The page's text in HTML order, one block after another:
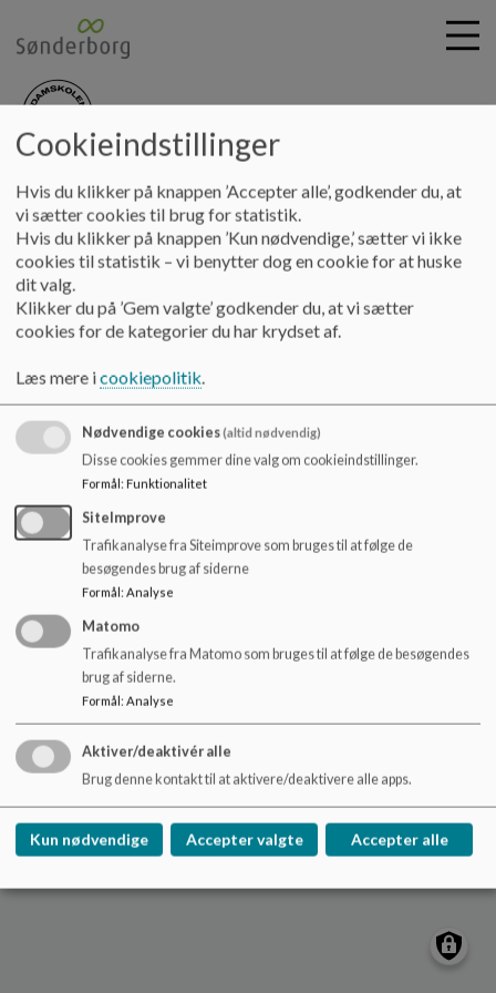
i
nydamskolen
Skolebestyrelsen Referat 25-26
Referat 25-26
Referater fra skolebestyrelsesmøderne for skoleåret 25-26
Nydamskolen
Skolevej 21, V. Sottrup
nydamskolen@sonderborg.dk
88724391
/tilgaengelighedserklaering
Sitemap
Cookie politik
Cookieindstillinger
Hvis du klikker på knappen ’Accepter alle’, godkender du, at
vi sætter cookies til brug for statistik.
Hvis du klikker på knappen ’Kun nødvendige,’ sætter vi ikke
cookies til statistik – vi benytter dog en cookie for at huske
dit valg.
Klikker du på ’Gem valgte’ godkender du, at vi sætter
cookies for de kategorier du har krydset af.
Læs mere icookiepolitik.
Nødvendige cookies(altid nødvendig)
Disse cookies gemmer dine valg om cookieindstillinger.
Formål: Funktionalitet
SiteImprove
Trafikanalyse fra Siteimprove som bruges til at følge de
besøgendes brug af siderne
Formål: Analyse
Matomo
Trafikanalyse fra Matomo som bruges til at følge de besøgendes
brug af siderne.
Formål: Analyse
Aktiver/deaktivér alle
Brug denne kontakt til at aktivere/deaktivere alle apps.
Kun nødvendige Accepter valgte Accepter alle